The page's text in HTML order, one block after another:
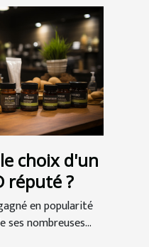
choix d'un
réputé ?
en popularité
ses nombreuses...